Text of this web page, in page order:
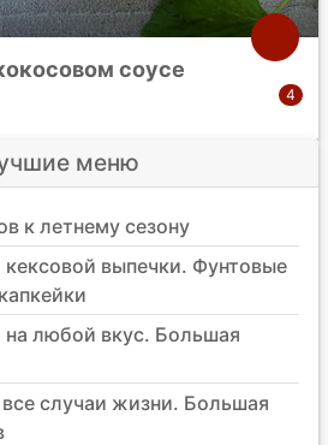
соусе
меню
к летнему сезону
выпечки. Фунтовые
на любой вкус. Большая
случаи жизни. Большая